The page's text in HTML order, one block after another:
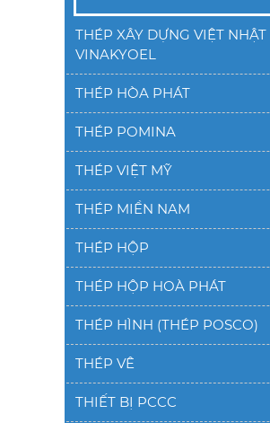
THÉP XÂY DỰNG VIỆT NHẬT
VINAKYOEL
THÉP HÒA PHÁT
THÉP POMINA
THÉP VIỆT MỸ
THÉP MIỀN NAM
THÉP HỘP
THÉP HỘP HOÀ PHÁT
THÉP HÌNH (THÉP POSCO)
THÉP VÊ
THIẾT BỊ PCCC